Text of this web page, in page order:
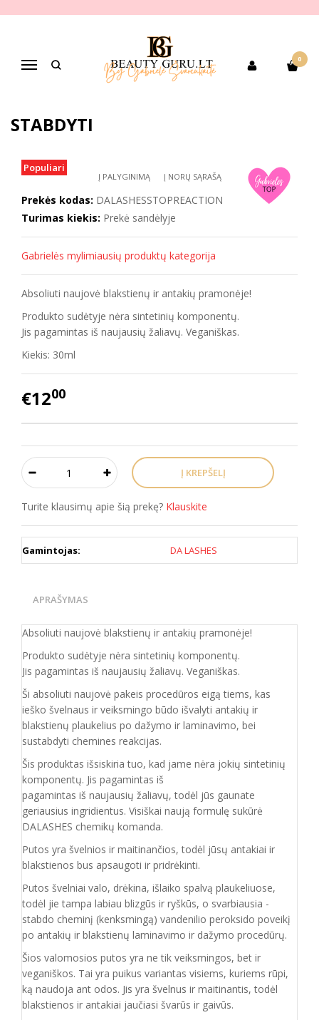
Navigacija
0
Pagrindinis PREKIŲ KATEGORIJOS
Pagal gamintoją
DA LASHES STOP REACTION putos cheminėms reakcijoms stabdyti
DA LASHES STOP REACTION PUTOS
STABDYTI
Populiari
Į PALYGINIMĄ Į NORŲ SĄRAŠĄ
Prekės kodas: DALASHESSTOPREACTION
Turimas kiekis: Prekė sandėlyje
Gabrielės mylimiausių produktų kategorija
Absoliuti naujovė blakstienų ir antakių pramonėje!
Produkto sudėtyje nėra sintetinių komponentų.
Jis pagamintas iš naujausių žaliavų. Veganiškas.
Kiekis: 30ml
€1200
Turite klausimų apie šią prekę? Klauskite
Gamintojas: DA LASHES
APRAŠYMAS
Absoliuti naujovė blakstienų ir antakių pramonėje!
Produkto sudėtyje nėra sintetinių komponentų.
Jis pagamintas iš naujausių žaliavų. Veganiškas.
Ši absoliuti naujovė pakeis procedūros eigą tiems, kas
ieško švelnaus ir veiksmingo būdo išvalyti antakių ir
blakstienų plaukelius po dažymo ir laminavimo, bei
sustabdyti chemines reakcijas.
Šis produktas išsiskiria tuo, kad jame nėra jokių sintetinių
komponentų. Jis pagamintas iš
pagamintas iš naujausių žaliavų, todėl jūs gaunate
geriausius ingridientus. Visiškai naują formulę sukūrė
DALASHES chemikų komanda.
Putos yra švelnios ir maitinančios, todėl jūsų antakiai ir
blakstienos bus apsaugoti ir pridrėkinti.
Putos švelniai valo, drėkina, išlaiko spalvą plaukeliuose,
todėl jie tampa labiau blizgūs ir ryškūs, o svarbiausia -
stabdo cheminį (kenksmingą) vandenilio peroksido poveikį
po antakių ir blakstienų laminavimo ir dažymo procedūrų.
Šios valomosios putos yra ne tik veiksmingos, bet ir
veganiškos. Tai yra puikus variantas visiems, kuriems rūpi,
ką naudoja ant odos. Jis yra švelnus ir maitinantis, todėl
blakstienos ir antakiai jaučiasi švarūs ir gaivūs.